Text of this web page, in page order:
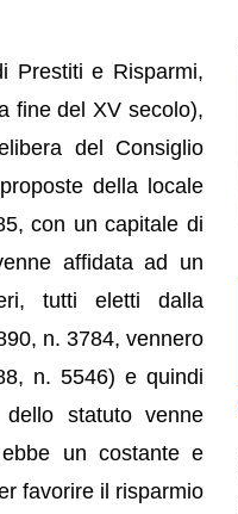
Prestiti e Risparmi,
fine del XV secolo),
del Consiglio
della locale
con un capitale di
affidata ad un
tutti eletti dalla
n. 3784, vennero
n. 5546) e quindi
statuto venne
un costante e
favorire il risparmio